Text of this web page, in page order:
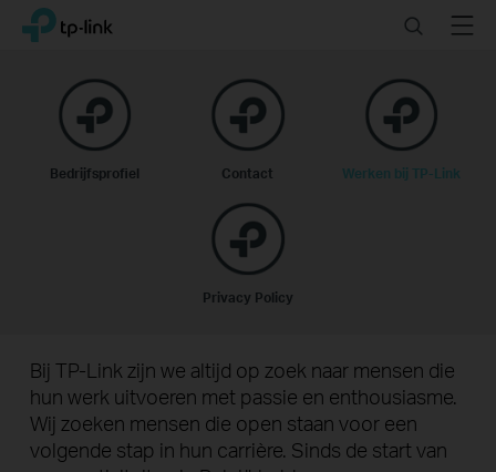
Click
navigation
TP-Link, Reliably Smart SearchMenu
Bedrijfsprofiel Contact Werken bij TP-Link
Privacy Policy
Bij TP-Link zijn we altijd op zoek naar mensen die
hun werk uitvoeren met passie en enthousiasme.
Wij zoeken mensen die open staan voor een
volgende stap in hun carrière. Sinds de start van